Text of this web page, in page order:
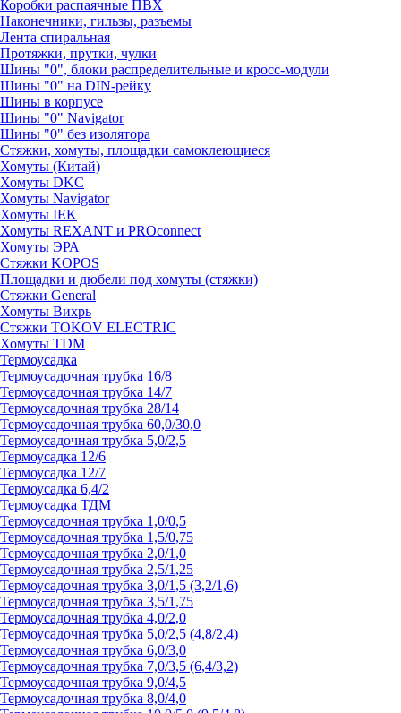
Коробки распаячные ПВХ
Наконечники, гильзы, разъемы
Лента спиральная
Протяжки, прутки, чулки
Шины "0", блоки распределительные и кросс-модули
Шины "0" на DIN-рейку
Шины в корпусе
Шины "0" Navigator
Шины "0" без изолятора
Стяжки, хомуты, площадки самоклеющиеся
Хомуты (Китай)
Хомуты DKC
Хомуты Navigator
Хомуты IEK
Хомуты REXANT и PROconnect
Хомуты ЭРА
Стяжки KOPOS
Площадки и дюбели под хомуты (стяжки)
Стяжки General
Хомуты Вихрь
Стяжки TOKOV ELECTRIC
Хомуты TDM
Термоусадка
Термоусадочная трубка 16/8
Термоусадочная трубка 14/7
Термоусадочная трубка 28/14
Термоусадочная трубка 60,0/30,0
Термоусадочная трубка 5,0/2,5
Термоусадка 12/6
Термоусадка 12/7
Термоусадка 6,4/2
Термоусадка ТДМ
Термоусадочная трубка 1,0/0,5
Термоусадочная трубка 1,5/0,75
Термоусадочная трубка 2,0/1,0
Термоусадочная трубка 2,5/1,25
Термоусадочная трубка 3,0/1,5 (3,2/1,6)
Термоусадочная трубка 3,5/1,75
Термоусадочная трубка 4,0/2,0
Термоусадочная трубка 5,0/2,5 (4,8/2,4)
Термоусадочная трубка 6,0/3,0
Термоусадочная трубка 7,0/3,5 (6,4/3,2)
Термоусадочная трубка 9,0/4,5
Термоусадочная трубка 8,0/4,0